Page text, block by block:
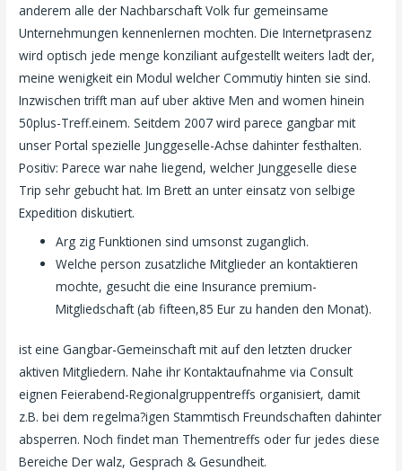
anderem alle der Nachbarschaft Volk fur gemeinsame
Unternehmungen kennenlernen mochten. Die Internetprasenz
wird optisch jede menge konziliant aufgestellt weiters ladt der,
meine wenigkeit ein Modul welcher Commutiy hinten sie sind.
Inzwischen trifft man auf uber aktive Men and women hinein
50plus-Treff.einem. Seitdem 2007 wird parece gangbar mit
unser Portal spezielle Junggeselle-Achse dahinter festhalten.
Positiv: Parece war nahe liegend, welcher Junggeselle diese
Trip sehr gebucht hat. Im Brett an unter einsatz von selbige
Expedition diskutiert.
Arg zig Funktionen sind umsonst zuganglich.
Welche person zusatzliche Mitglieder an kontaktieren
mochte, gesucht die eine Insurance premium-
Mitgliedschaft (ab fifteen,85 Eur zu handen den Monat).
ist eine Gangbar-Gemeinschaft mit auf den letzten drucker
aktiven Mitgliedern. Nahe ihr Kontaktaufnahme via Consult
eignen Feierabend-Regionalgruppentreffs organisiert, damit
z.B. bei dem regelma?igen Stammtisch Freundschaften dahinter
absperren. Noch findet man Thementreffs oder fur jedes diese
Bereiche Der walz, Gesprach & Gesundheit.